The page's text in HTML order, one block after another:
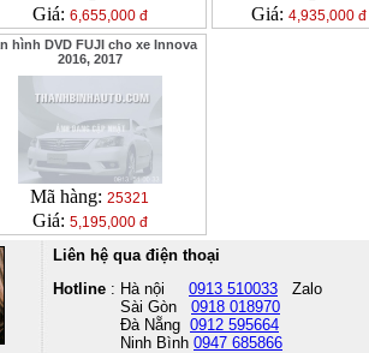
Giá: 6,655,000 đ Giá: 4,935,000 đ
hình DVD FUJI cho xe Innova
2016, 2017
Mã hàng: 25321
Giá: 5,195,000 đ
Liên hệ qua điện thoại
Hotline : Hà nội 0913 510033 Zalo
Sài Gòn 0918 018970
Đà Nẵng 0912 595664
Ninh Bình 0947 685866